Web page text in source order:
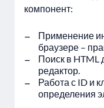
компонент:
Применение
браузере –
Поиск в HTML
редактор.
Работа с ID и
определения